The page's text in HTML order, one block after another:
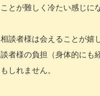
ことが難しく冷たい感じに
相談者様は会えることが嬉
談者様の負担（身体的にも
もしれません。